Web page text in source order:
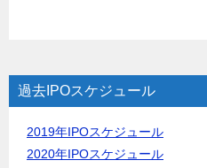
過去IPOスケジュール
2019年IPOスケジュール
2020年IPOスケジュール